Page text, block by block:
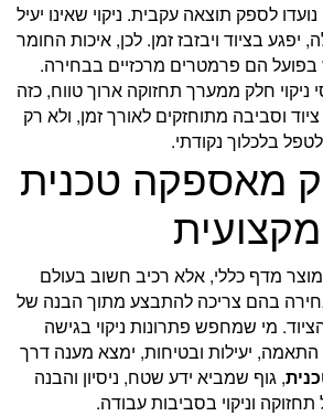
נועדו לספק תוצאה עקבית. ניקוי שאינו יעיל
יפגע בציוד ויבזבז זמן. לכן, איכות החומר
הם פרמטרים מרכזיים בבחירה.
ניקוי חלק ממערך תחזוקה ארוך טווח, כזה
וסביבה מתוחזקים לאורך זמן, ולא רק
לטפל בלכלוך נקודתי.
מאספקה טכנית
מקצועית
מוצר מדף כללי, אלא רכיב חשוב בעולם
בהם צריכה להתבצע מתוך הבנה של
מי שמחפש פתרונות ניקוי בגישה
יעילות ובטיחות, ימצא מענה דרך
, גוף שמביא ידע שטח, ניסיון והבנה
וניקוי בסביבות עבודה.